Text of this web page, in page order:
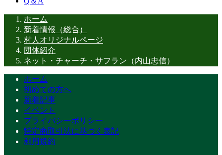
ホーム
新着情報（総合）
村人オリジナルページ
団体紹介
ネット・チャーチ・サフラン（内山忠信）
ホーム
初めての方へ
新着記事
イベント
プライバシーポリシー
特定商取引法に基づく表記
利用規約